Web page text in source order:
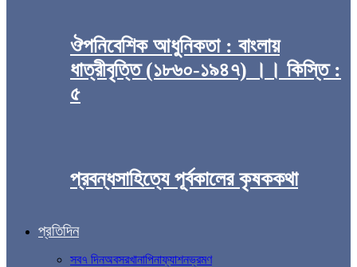
ঔপনিবেশিক আধুনিকতা : বাংলায়
ধাত্রীবৃত্তি (১৮৬০-১৯৪৭) ।। কিস্তি :
৫
প্রবন্ধসাহিত্যে পূর্বকালের কৃষককথা
প্রতিদিন
সব৭ দিনঅবসরখানাপিনাফ্যাশনভ্রমণ